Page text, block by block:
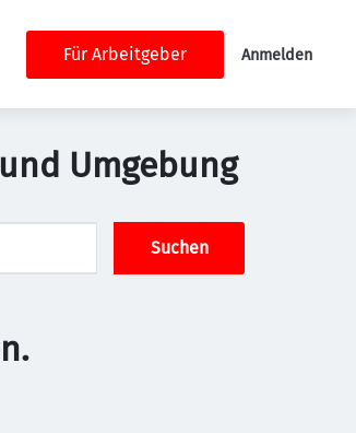
Für Arbeitgeber Anmelden
Umgebung
Suchen